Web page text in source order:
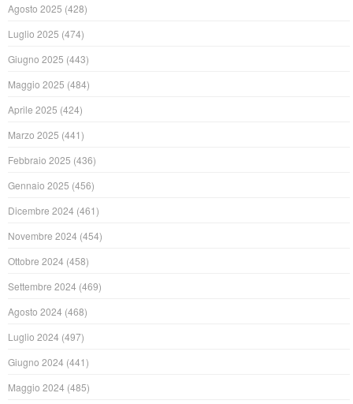
Agosto 2025 (428)
Luglio 2025 (474)
Giugno 2025 (443)
Maggio 2025 (484)
Aprile 2025 (424)
Marzo 2025 (441)
Febbraio 2025 (436)
Gennaio 2025 (456)
Dicembre 2024 (461)
Novembre 2024 (454)
Ottobre 2024 (458)
Settembre 2024 (469)
Agosto 2024 (468)
Luglio 2024 (497)
Giugno 2024 (441)
Maggio 2024 (485)